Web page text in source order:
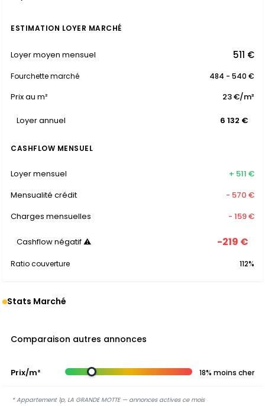
ESTIMATION LOYER MARCHÉ
Loyer moyen mensuel 511 €
Fourchette marché 484 - 540 €
Prix au m² 23 €/m²
Loyer annuel 6 132 €
CASHFLOW MENSUEL
Loyer mensuel
+ 511 €
Mensualité crédit
- 570 €
Charges mensuelles
- 159 €
Cashflow négatif ⚠ -219 €
Ratio couverture 112%
Stats Marché
Comparaison autres annonces
Prix/m² 18% moins cher
* Appartement 1p, LA GRANDE MOTTE — annonces actives ce mois